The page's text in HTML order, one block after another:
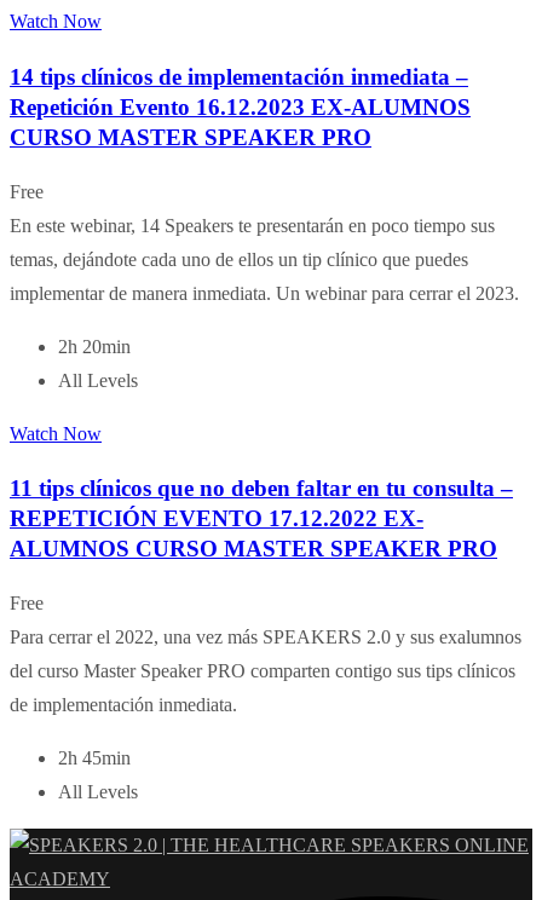
Watch Now
14 tips clínicos de implementación inmediata –
Repetición Evento 16.12.2023 EX-ALUMNOS
CURSO MASTER SPEAKER PRO
Free
En este webinar, 14 Speakers te presentarán en poco tiempo sus
temas, dejándote cada uno de ellos un tip clínico que puedes
implementar de manera inmediata. Un webinar para cerrar el 2023.
2h 20min
All Levels
Watch Now
11 tips clínicos que no deben faltar en tu consulta –
REPETICIÓN EVENTO 17.12.2022 EX-
ALUMNOS CURSO MASTER SPEAKER PRO
Free
Para cerrar el 2022, una vez más SPEAKERS 2.0 y sus exalumnos
del curso Master Speaker PRO comparten contigo sus tips clínicos
de implementación inmediata.
2h 45min
All Levels